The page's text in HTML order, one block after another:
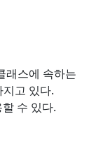
래스에 속하는
고 있다.
수 있다.